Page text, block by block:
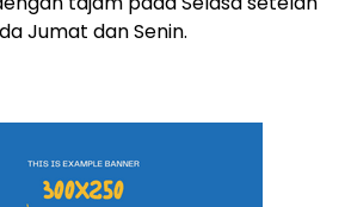
Jumat dan Senin.